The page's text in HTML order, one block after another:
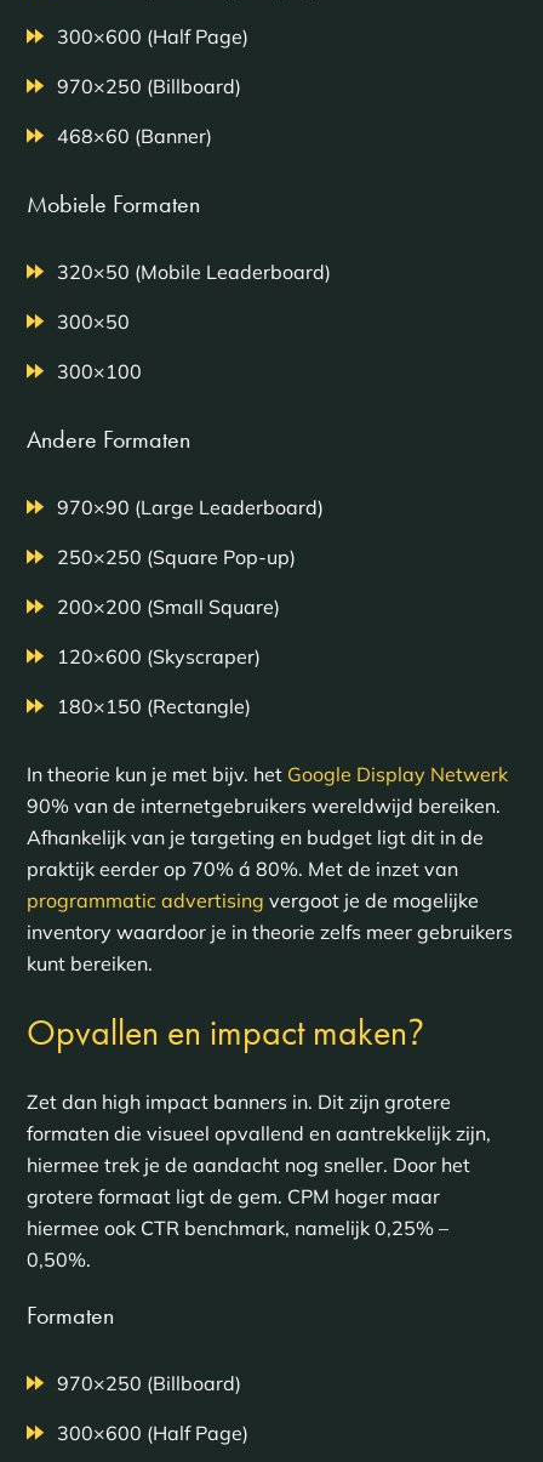
300×600 (Half Page)
970×250 (Billboard)
468×60 (Banner)
Mobiele Formaten
320×50 (Mobile Leaderboard)
300×50
300×100
Andere Formaten
970×90 (Large Leaderboard)
250×250 (Square Pop-up)
200×200 (Small Square)
120×600 (Skyscraper)
180×150 (Rectangle)
In theorie kun je met bijv. het Google Display Netwerk
90% van de internetgebruikers wereldwijd bereiken.
Afhankelijk van je targeting en budget ligt dit in de
praktijk eerder op 70% á 80%. Met de inzet van
programmatic advertising vergoot je de mogelijke
inventory waardoor je in theorie zelfs meer gebruikers
kunt bereiken.
Opvallen en impact maken?
Zet dan high impact banners in. Dit zijn grotere
formaten die visueel opvallend en aantrekkelijk zijn,
hiermee trek je de aandacht nog sneller. Door het
grotere formaat ligt de gem. CPM hoger maar
hiermee ook CTR benchmark, namelijk 0,25% –
0,50%.
Formaten
970×250 (Billboard)
300×600 (Half Page)